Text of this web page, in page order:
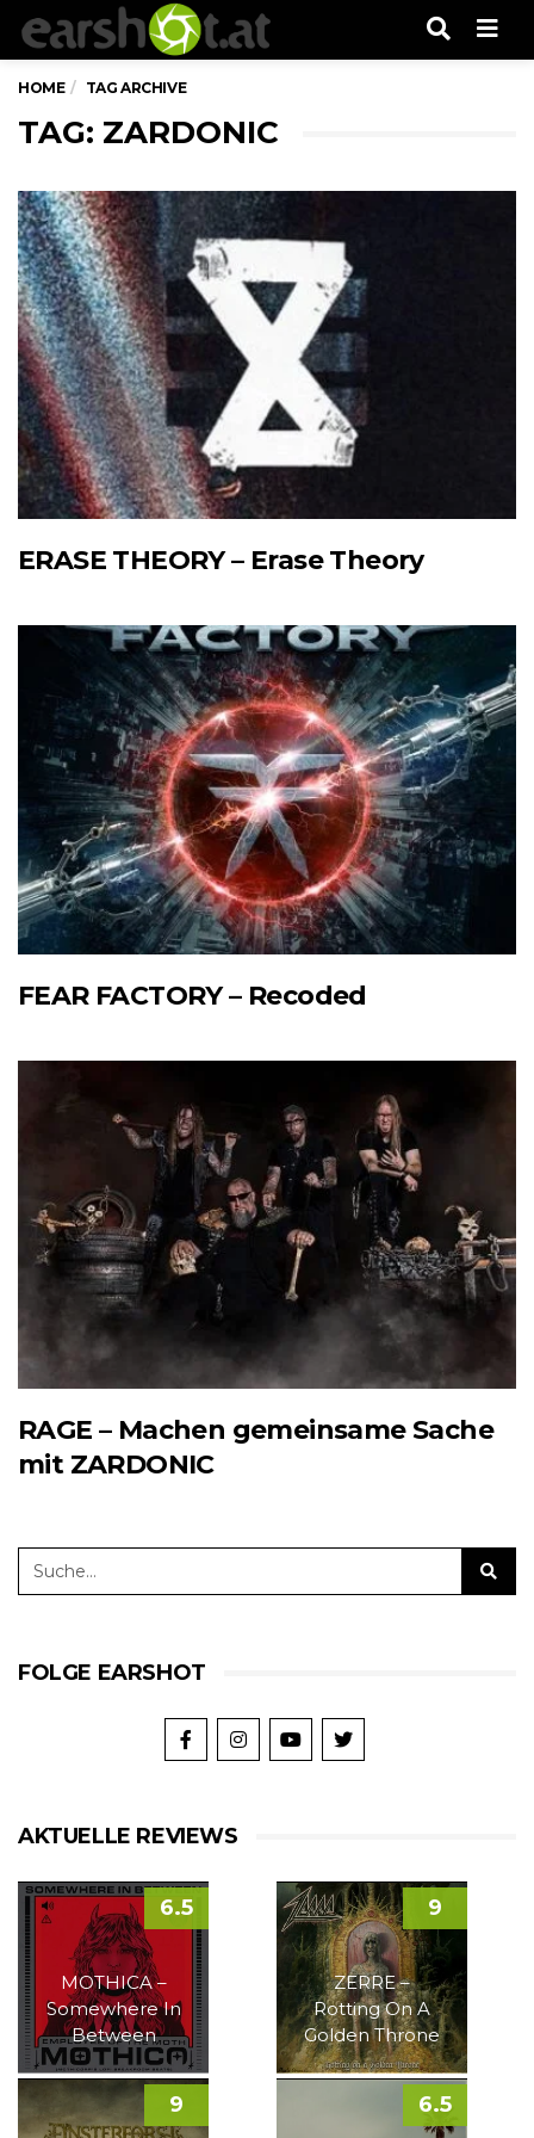
HOME TAG ARCHIVE
TAG: ZARDONIC
ERASE THEORY – Erase Theory
FEAR FACTORY – Recoded
RAGE – Machen gemeinsame Sache
mit ZARDONIC
FOLGE EARSHOT
AKTUELLE REVIEWS
MOTHICA –
Somewhere In
Between
6.5
ZERRE –
Rotting On A
Golden Throne
9
9 6.5